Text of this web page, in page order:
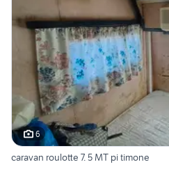
6
caravan roulotte 7. 5 MT pi timone